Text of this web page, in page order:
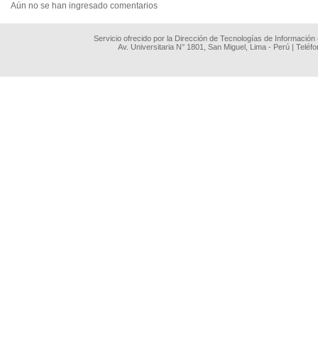
Aún no se han ingresado comentarios
Servicio ofrecido por la Dirección de Tecnologías de
Av. Universitaria N° 1801, San Miguel, Lima - Perú |